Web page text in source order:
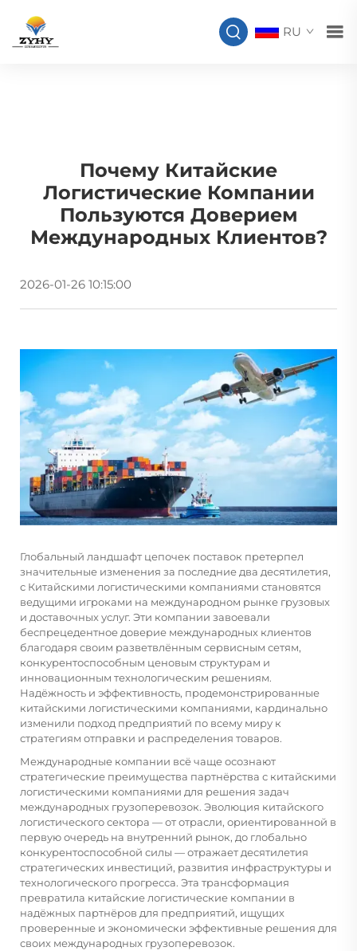
RU
Почему Китайские
Логистические Компании
Пользуются Доверием
Международных Клиентов?
2026-01-26 10:15:00
Глобальный ландшафт цепочек поставок претерпел
значительные изменения за последние два десятилетия,
с Китайскими логистическими компаниями становятся
ведущими игроками на международном рынке грузовых
и доставочных услуг. Эти компании завоевали
беспрецедентное доверие международных клиентов
благодаря своим разветвлённым сервисным сетям,
конкурентоспособным ценовым структурам и
инновационным технологическим решениям.
Надёжность и эффективность, продемонстрированные
китайскими логистическими компаниями, кардинально
изменили подход предприятий по всему миру к
стратегиям отправки и распределения товаров.
Международные компании всё чаще осознают
стратегические преимущества партнёрства с китайскими
логистическими компаниями для решения задач
международных грузоперевозок. Эволюция китайского
логистического сектора — от отрасли, ориентированной в
первую очередь на внутренний рынок, до глобально
конкурентоспособной силы — отражает десятилетия
стратегических инвестиций, развития инфраструктуры и
технологического прогресса. Эта трансформация
превратила китайские логистические компании в
надёжных партнёров для предприятий, ищущих
проверенные и экономически эффективные решения для
своих международных грузоперевозок.